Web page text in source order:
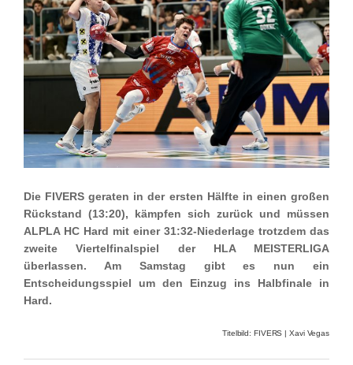
Die FIVERS geraten in der ersten Hälfte in einen großen
Rückstand (13:20), kämpfen sich zurück und müssen
ALPLA HC Hard mit einer 31:32-Niederlage trotzdem das
zweite Viertelfinalspiel der HLA MEISTERLIGA
überlassen. Am Samstag gibt es nun ein
Entscheidungsspiel um den Einzug ins Halbfinale in
Hard.
Titelbild: FIVERS | Xavi Vegas